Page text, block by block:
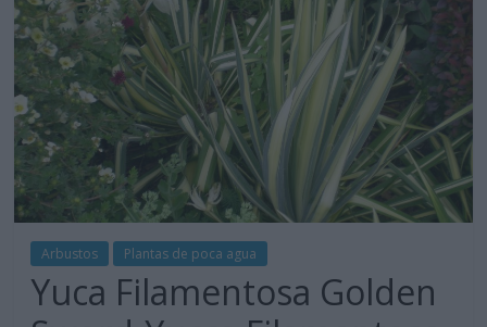
Arbustos Plantas de poca agua
Yuca Filamentosa Golden